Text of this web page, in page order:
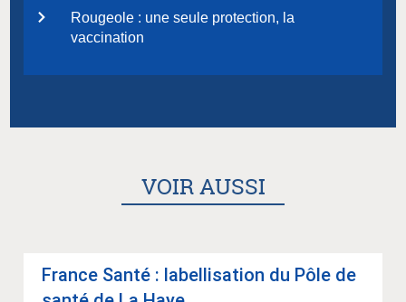
Rougeole : une seule protection, la
vaccination
VOIR AUSSI
France Santé : label­li­sa­tion du Pôle de